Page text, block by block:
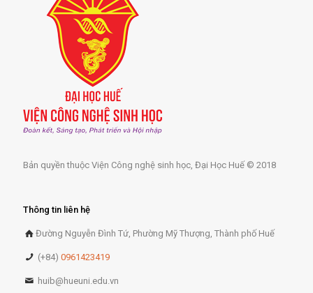
Bản quyền thuộc Viện Công nghệ sinh học, Đại Học Huế © 2018
Thông tin liên hệ
Đường Nguyễn Đình Tứ, Phường Mỹ Thượng, Thành phố Huế
(+84)0961423419
huib@hueuni.edu.vn